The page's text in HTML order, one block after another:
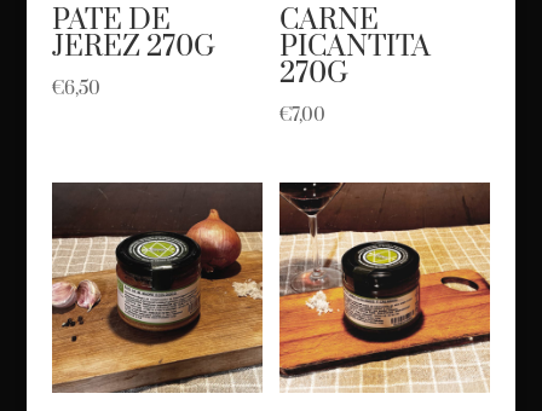
PATE DE
JEREZ 270G
€6,50
CARNE
PICANTITA
270G
€7,00